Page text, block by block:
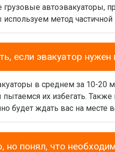
автоэвакуаторы,
метод
если эвакуатор нужен
в среднем за 10-20
их избегать.
будет ждать вас на месте
но понял, что